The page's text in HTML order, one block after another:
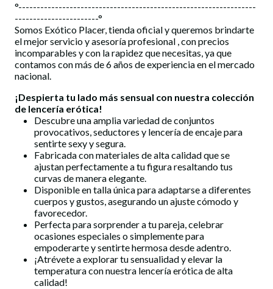
°-----------------------------------------------------------------
-----------------------°
Somos Exótico Placer, tienda oficial y queremos brindarte
el mejor servicio y asesoría profesional , con precios
incomparables y con la rapidez que necesitas, ya que
contamos con más de 6 años de experiencia en el mercado
nacional.
¡Despierta tu lado más sensual con nuestra colección
de lencería erótica!
Descubre una amplia variedad de conjuntos
provocativos, seductores y lencería de encaje para
sentirte sexy y segura.
Fabricada con materiales de alta calidad que se
ajustan perfectamente a tu figura resaltando tus
curvas de manera elegante.
Disponible en talla única para adaptarse a diferentes
cuerpos y gustos, asegurando un ajuste cómodo y
favorecedor.
Perfecta para sorprender a tu pareja, celebrar
ocasiones especiales o simplemente para
empoderarte y sentirte hermosa desde adentro.
¡Atrévete a explorar tu sensualidad y elevar la
temperatura con nuestra lencería eróticade alta
calidad!